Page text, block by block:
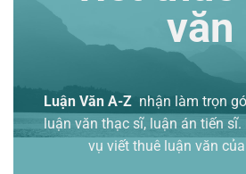
văn
Luận Văn A-Z nhận làm trọn
luận văn thạc sĩ, luận án tiến
vụ viết thuê luận văn